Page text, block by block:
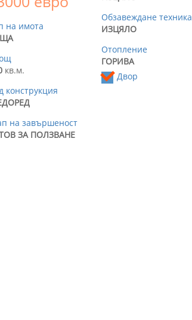
на имота
кв.м.
конструкция
на завършеност
ЗА ПОЛЗВАНЕ
Обзавеждане техника
ИЗЦЯЛО
Отопление
ГОРИВА
Двор